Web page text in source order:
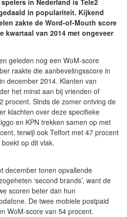
in Nederland is Tele2
in populariteit. Kijkend
zakte de Word-of-Mouth score
kwartaal van 2014 met ongeveer
geleden nog een WoM-score
raakte die aanbevelingsscore in
december 2014. Klanten van
het minst aan bij vrienden of
procent. Sinds de zomer ontving de
klachten over deze specifieke
en KPN trekken samen op met
terwijl ook Telfort met 47 procent
op dit vlak.
december tonen opvallende
‘second brands’, want de
scoren beter dan hun
De twee mobiele postpaid
WoM-score van 54 procent.